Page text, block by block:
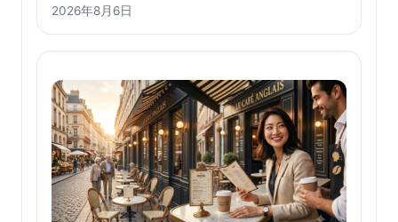
2026年8月6日